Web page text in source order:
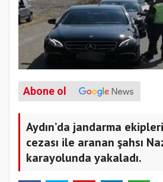
Abone ol
Aydın’da jandarma
cezası ile aranan şahsı
karayolunda yakaladı.